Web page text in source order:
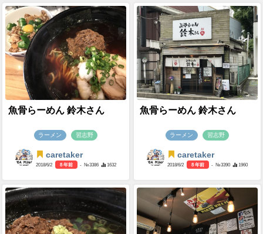
魚骨らーめん 鈴木さん
ラーメン 習志野
caretaker
2018/6/2 8 年前 - №3386 1632
魚骨らーめん 鈴木さん
ラーメン 習志野
caretaker
2018/6/2 8 年前 - №3390 1960